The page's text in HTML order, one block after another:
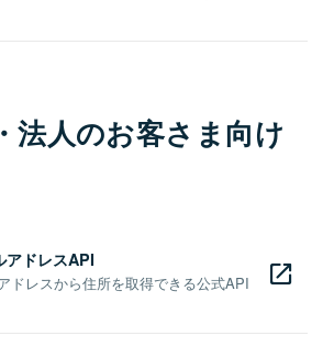
法人のお客さま向け
アドレスAPI
ドレスから住所を取得できる公式API